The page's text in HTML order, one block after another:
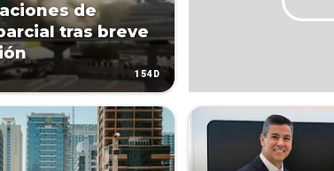
de
tras breve
154D